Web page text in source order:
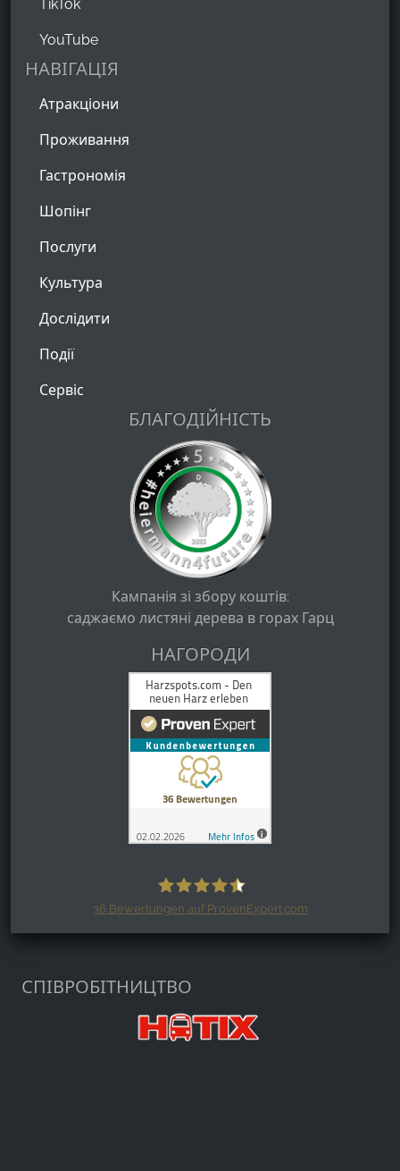
TikTok
YouTube
НАВІГАЦІЯ
Атракціони
Проживання
Гастрономія
Шопінг
Послуги
Культура
Дослідити
Події
Сервіс
БЛАГОДІЙНІСТЬ
Кампанія зі збору коштів:
саджаємо листяні дерева в горах Гарц
НАГОРОДИ
36 Bewertungen auf ProvenExpert.com
СПІВРОБІТНИЦТВО